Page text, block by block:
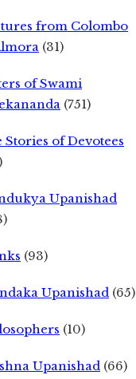
from Colombo
(31)
of Swami
(751)
Stories of Devotees
Upanishad
(93)
Upanishad (65)
(10)
Upanishad (66)